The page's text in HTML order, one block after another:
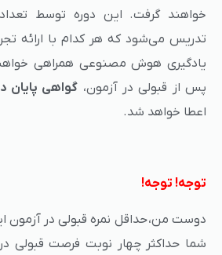
خواهند گرفت. این دوره توسط
تدریس می‌شود که هر کدام با ارائه
یادگیری هوش مصنوعی همراهی
پس از قبولی در آزمون، گواهی پایان
اعطا خواهد شد.
توجه! توجه!
شما حداکثر چهار نوبت فرصت قبولی در